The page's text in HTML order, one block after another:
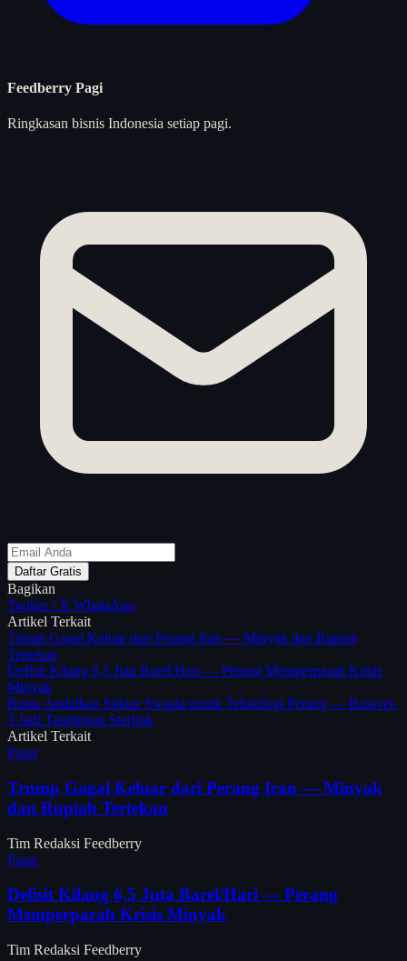
Feedberry Pagi
Ringkasan bisnis Indonesia setiap pagi.
Daftar Gratis
Bagikan
Twitter / X WhatsApp
Artikel Terkait
Trump Gagal Keluar dari Perang Iran — Minyak dan Rupiah
Tertekan
Defisit Kilang 6,5 Juta Barel/Hari — Perang Memperparah Krisis
Minyak
Rusia Andalkan Sektor Swasta untuk Teknologi Perang — Rassvet-
3 Jadi Tandingan Starlink
Artikel Terkait
Pasar
Trump Gagal Keluar dari Perang Iran — Minyak
dan Rupiah Tertekan
Tim Redaksi Feedberry
Pasar
Defisit Kilang 6,5 Juta Barel/Hari — Perang
Memperparah Krisis Minyak
Tim Redaksi Feedberry